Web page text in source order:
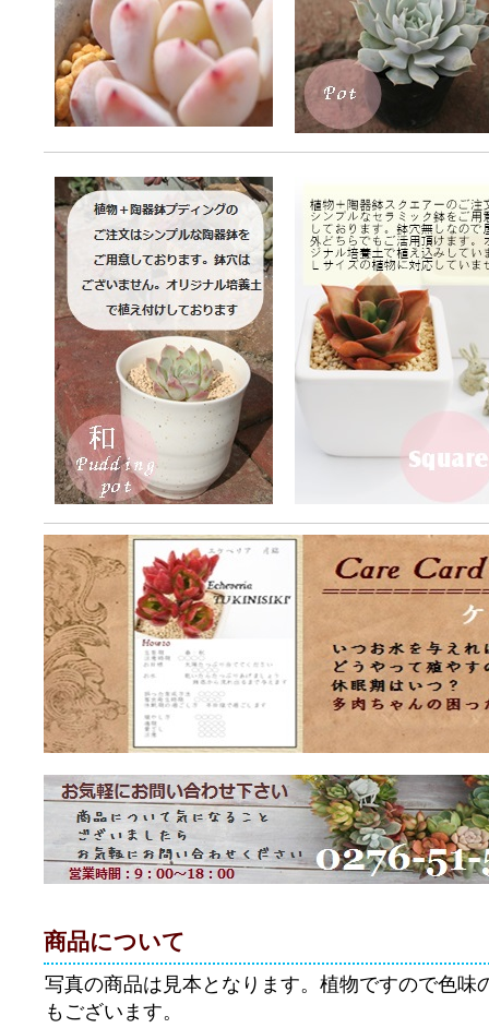
商品について
写真の商品は見本となります。植物ですので色味
もございます。